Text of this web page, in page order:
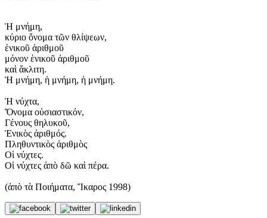
Ἡ μνήμη,
κύριο ὄνομα τῶν θλίψεων,
ἑνικοῦ ἀριθμοῦ
μόνον ἑνικοῦ ἀριθμοῦ
καὶ ἄκλιτη.
Ἡ μνήμη, ἡ μνήμη, ἡ μνήμη.
Ἡ νύχτα,
Ὄνομα οὐσιαστικόν,
Γένους θηλυκοῦ,
Ἑνικὸς ἀριθμός.
Πληθυντικὸς ἀριθμὸς
Οἱ νύχτες.
Οἱ νύχτες ἀπὸ δῶ καὶ πέρα.
(ἀπὸ τὰ Ποιήματα, Ἴκαρος 1998)